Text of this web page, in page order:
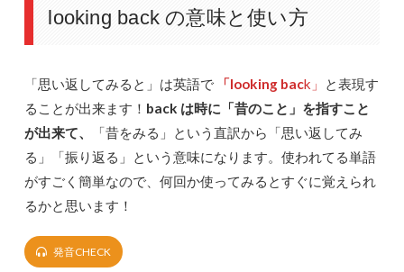
looking back の意味と使い方
「思い返してみると」は英語で「looking back」
と表現す
ることが出来ます！ back は時に「昔のこと」を指すこと
が出来て、
「昔をみる」という直訳から「思い返してみ
る」「振り返る」という意味になります。使われてる単語
がすごく簡単なので、何回か使ってみるとすぐに覚えられ
るかと思います！
発音CHECK